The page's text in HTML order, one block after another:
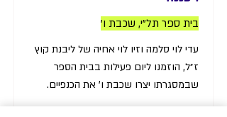
בית ספר תל"י, שכבת ו'
עדי לוי סלמה וזיו לוי אחיה של ליבנת קוץ
ז״ל, הוזמנו ליום פעילות בבית הספר
שבמסגרתו יצרו שכבת ו' את הכנפיים.